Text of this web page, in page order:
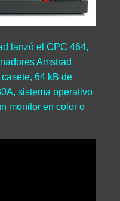
lanzó el CPC 464,
Amstrad
64 kB de
sistema operativo
monitor en color o